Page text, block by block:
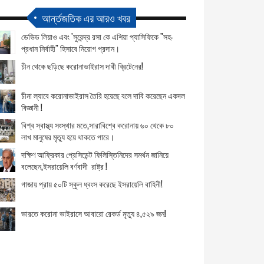
আর্ন্তজতিক এর আরও খবর
ডেভিড লিয়াও এবং 'সুরেন্দ্র রসা কে এশিয়া প্যাসিফিকে "সহ-
প্রধান নির্বাহী" হিসাবে নিয়োগ প্রদান।
চীন থেকে ছড়িছে করোনাভাইরাস দাবী ব্রিটেনের!
চীনা ল্যাবে করোনাভাইরাস তৈরি হয়েছে বলে দাবি করেছেন একদল
বিজ্ঞানী !
বিশ্ব স্বাস্থ্য সংস্থার মতে,সারাবিশ্বে করোনায় ৬০ থেকে ৮০
লাখ মানুষের মৃত্যু হয়ে থাকতে পারে।
দক্ষিণ আফ্রিকার প্রেসিডেন্ট ফিলিস্তিনিদের সমর্থন জানিয়ে
বলেছেন,ইসরায়েলি বর্ণবাদী রাষ্ট্র !
গাজায় প্রায় ৫০টি স্কুল ধ্বংস করেছে ইসরায়েলি বাহিনী!
ভারতে করোনা ভাইরাসে আবারো রেকর্ড মৃত্যু ৪,৫২৯ জন!